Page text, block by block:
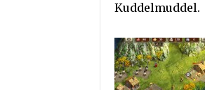
Kuddelmuddel.